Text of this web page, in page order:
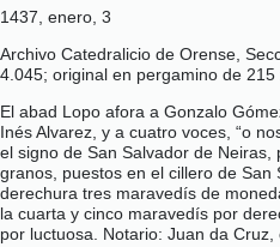
1437, enero, 3
Archivo Catedralicio de Orense,
4.045; original en pergamino de 215
El abad Lopo afora a Gonzalo
Inés Alvarez, y a cuatro voces, “o
el signo de San Salvador de Neiras,
granos, puestos en el cillero de San
derechura tres maravedís de
la cuarta y cinco maravedís por
por luctuosa. Notario: Juan da